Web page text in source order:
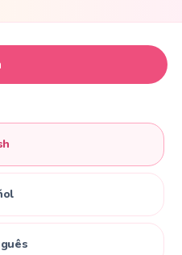
cena
doživeli